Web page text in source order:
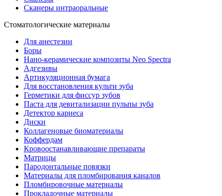
Сканеры интраоральные
Стоматологические материалы
Для анестезии
Боры
Нано-керамические композиты Neo Spectra
Адгезивы
Артикуляционная бумага
Для восстановления культи зуба
Герметики для фиссур зубов
Паста для девитализации пульпы зуба
Детектор кариеса
Диски
Коллагеновые биоматериалы
Коффердам
Кровоостанавливающие препараты
Матрицы
Пародонтальные повязки
Материалы для пломбирования каналов
Пломбировочные материалы
Прокладочные материалы